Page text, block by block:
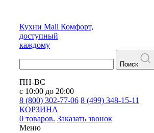
Кухни Mall Комфорт,
доступный
каждому
Поиск
ПН-ВС
с 10:00 до 20:00
8 (800) 302-77-06 8 (499) 348-15-11
КОРЗИНА
0 товаров. Заказать звонок
Меню